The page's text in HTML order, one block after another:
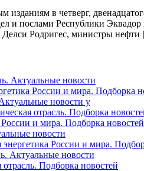
в четверг,
и послами Республики
Родригес, министры
Актуальные новости
России и мира. Подборка
новости у
отрасль. Подборка
и мира. Подборка новостей
новости
России и мира.
Актуальные новости
Подборка новостей